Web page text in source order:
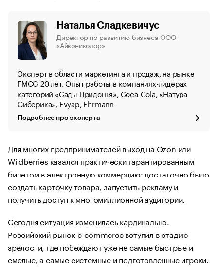
Наталья Сладкевичус
Директор по развитию бизнеса ООО
«Айкониколор»
Эксперт в области маркетинга и продаж, на рынке
FMCG 20 лет. Опыт работы в компаниях-лидерах
категорий «Сады Придонья», Coca-Cola, «Натура
Сиберика», Evyap, Ehrmann
Подробнее про эксперта
Для многих предпринимателей выход на Ozon или
Wildberries казался практически гарантированным
билетом в электронную коммерцию: достаточно было
создать карточку товара, запустить рекламу и
получить доступ к многомиллионной аудитории.
Сегодня ситуация изменилась кардинально.
Российский рынок e-commerce вступил в стадию
зрелости, где побеждают уже не самые быстрые и
смелые, а самые системные и подготовленные игроки.